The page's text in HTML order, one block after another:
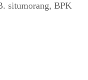
situmorang, BPK